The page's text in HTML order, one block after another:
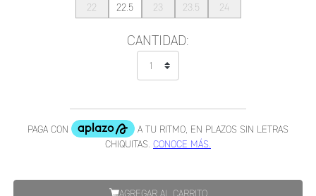
22 22.5 23 23.5 24
CANTIDAD:
AGREGAR AL CARRITO